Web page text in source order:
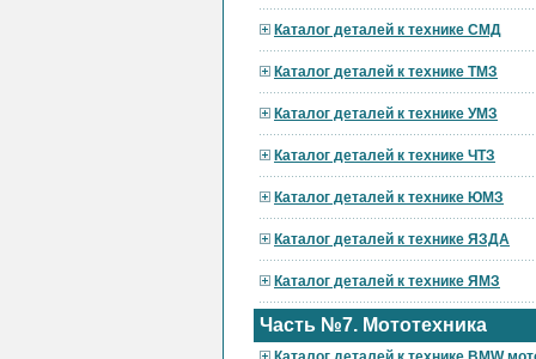
Каталог деталей к технике СМД
Каталог деталей к технике ТМЗ
Каталог деталей к технике УМЗ
Каталог деталей к технике ЧТЗ
Каталог деталей к технике ЮМЗ
Каталог деталей к технике ЯЗДА
Каталог деталей к технике ЯМЗ
Часть №7. Мототехника